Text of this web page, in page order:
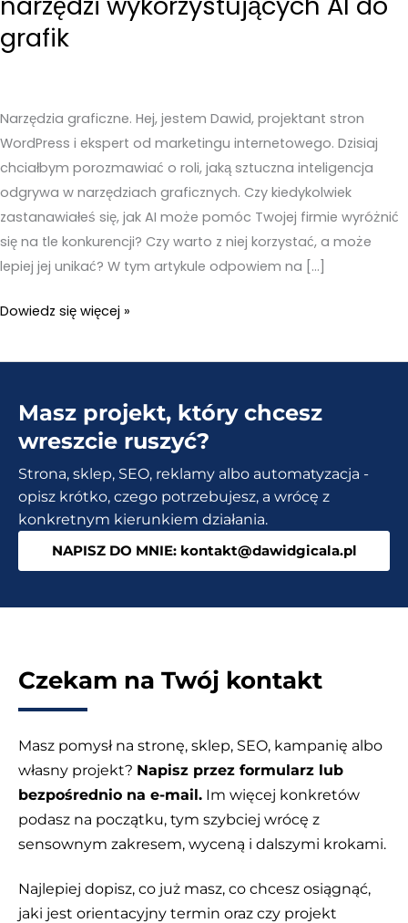
grafik
Narzędzia graficzne. Hej, jestem Dawid, projektant stron
WordPress i ekspert od marketingu internetowego. Dzisiaj
chciałbym porozmawiać o roli, jaką sztuczna inteligencja
odgrywa w narzędziach graficznych. Czy kiedykolwiek
zastanawiałeś się, jak AI może pomóc Twojej firmie wyróżnić
się na tle konkurencji? Czy warto z niej korzystać, a może
lepiej jej unikać? W tym artykule odpowiem na […]
Narzędzia
–
narzędzi
grafik
Dowiedz się więcej »
Masz projekt, który chcesz
wreszcie ruszyć?
Strona, sklep, SEO, reklamy albo automatyzacja -
opisz krótko, czego potrzebujesz, a wrócę z
konkretnym kierunkiem działania.
NAPISZ DO MNIE: kontakt@dawidgicala.pl
Czekam na Twój kontakt
Masz pomysł na stronę, sklep, SEO, kampanię albo
własny projekt? Napisz przez formularz lub
bezpośrednio na e-mail. Im więcej konkretów
podasz na początku, tym szybciej wrócę z
sensownym zakresem, wyceną i dalszymi krokami.
Najlepiej dopisz, co już masz, co chcesz osiągnąć,
jaki jest orientacyjny termin oraz czy projekt